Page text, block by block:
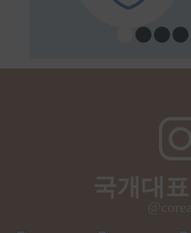
국개대